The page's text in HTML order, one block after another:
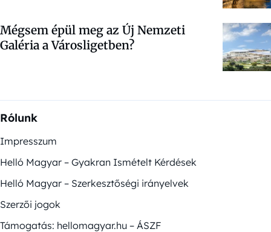
Mégsem épül meg az Új Nemzeti
Galéria a Városligetben?
Rólunk
Impresszum
Helló Magyar – Gyakran Ismételt Kérdések
Helló Magyar – Szerkesztőségi irányelvek
Szerzői jogok
Támogatás: hellomagyar.hu – ÁSZF